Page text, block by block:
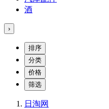
酒
›
排序
分类
价格
筛选
日淘网